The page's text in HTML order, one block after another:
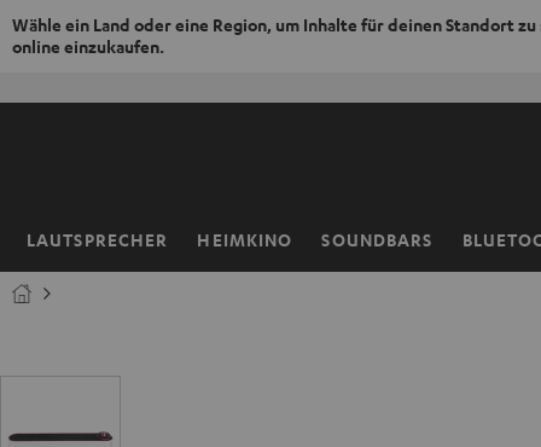
Wähle ein Land oder eine Region, um Inhalte für deinen Standort zu
online einzukaufen.
LAUTSPRECHER HEIMKINO SOUNDBARS
Startseite